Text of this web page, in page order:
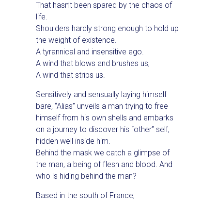
That hasn’t been spared by the chaos of
life.
Shoulders hardly strong enough to hold up
the weight of existence.
A tyrannical and insensitive ego.
A wind that blows and brushes us,
A wind that strips us.
Sensitively and sensually laying himself
bare, “Alias” unveils a man trying to free
himself from his own shells and embarks
on a journey to discover his “other” self,
hidden well inside him.
Behind the mask we catch a glimpse of
the man, a being of flesh and blood. And
who is hiding behind the man?
Based in the south of France,